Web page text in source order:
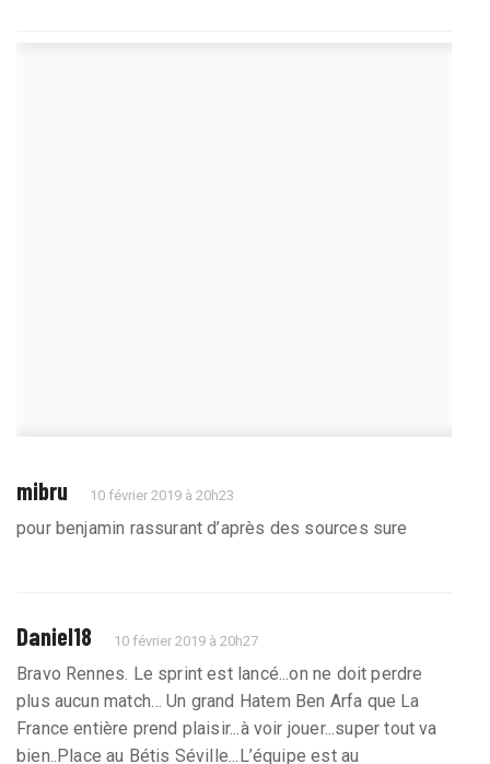
mibru 10 février 2019 à 20h23
pour benjamin rassurant d’après des sources sure
Daniel18 10 février 2019 à 20h27
Bravo Rennes. Le sprint est lancé...on ne doit perdre
plus aucun match… Un grand Hatem Ben Arfa que La
France entière prend plaisir...à voir jouer...super tout va
bien..Place au Bétis Séville...L’équipe est au